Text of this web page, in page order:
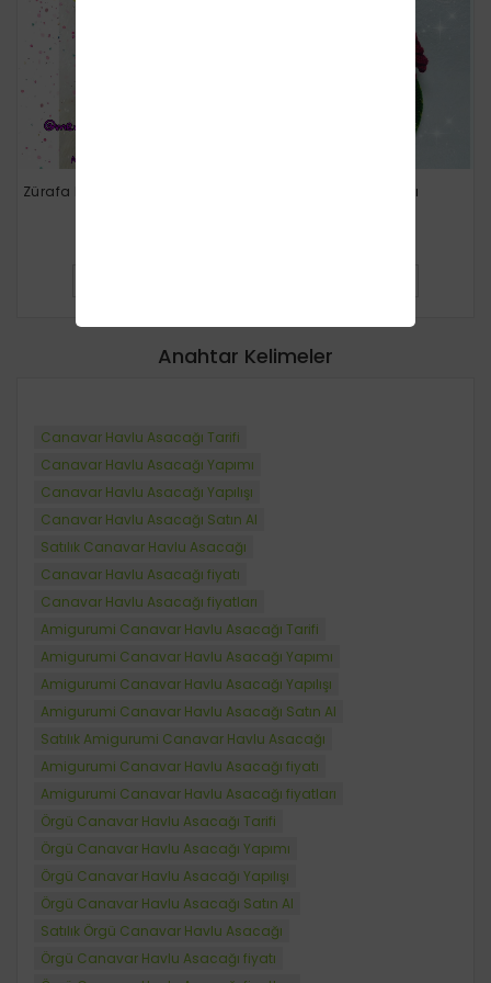
Zürafa Kağıt Havlu Tutacağı Havlu Asacağı
Anahtar Kelimeler
Canavar Havlu Asacağı Tarifi
Canavar Havlu Asacağı Yapımı
Canavar Havlu Asacağı Yapılışı
Canavar Havlu Asacağı Satın Al
Satılık Canavar Havlu Asacağı
Canavar Havlu Asacağı fiyatı
Canavar Havlu Asacağı fiyatları
Amigurumi Canavar Havlu Asacağı Tarifi
Amigurumi Canavar Havlu Asacağı Yapımı
Amigurumi Canavar Havlu Asacağı Yapılışı
Amigurumi Canavar Havlu Asacağı Satın Al
Satılık Amigurumi Canavar Havlu Asacağı
Amigurumi Canavar Havlu Asacağı fiyatı
Amigurumi Canavar Havlu Asacağı fiyatları
Örgü Canavar Havlu Asacağı Tarifi
Örgü Canavar Havlu Asacağı Yapımı
Örgü Canavar Havlu Asacağı Yapılışı
Örgü Canavar Havlu Asacağı Satın Al
Satılık Örgü Canavar Havlu Asacağı
Örgü Canavar Havlu Asacağı fiyatı